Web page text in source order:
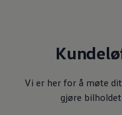
App-
Kart og
Bilservice
Nybilgaranti
Verkstedtjenester
Vi er her for å møte
gjøre